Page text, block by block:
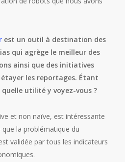
est un outil à destination des
qui agrège le meilleur des
ainsi que des initiatives
les reportages. Étant
utilité y voyez-vous ?
et non naïve, est intéressante
que la problématique du
validée par tous les indicateurs